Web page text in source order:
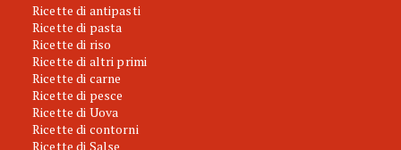
Ricette di antipasti
Ricette di pasta
Ricette di riso
Ricette di altri primi
Ricette di carne
Ricette di pesce
Ricette di Uova
Ricette di contorni
Ricette di Salse